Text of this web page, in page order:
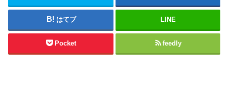
はてブ LINE
Pocket feedly